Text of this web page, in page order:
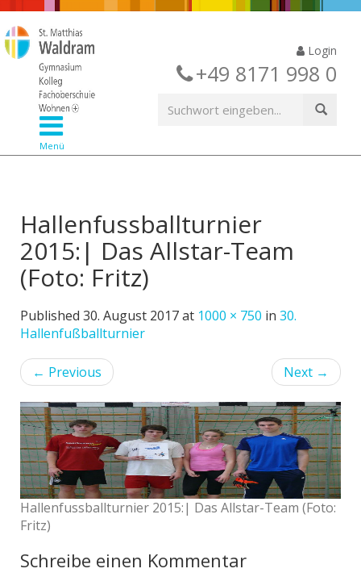
Login
+49 8171 998 0
Menü
Hallenfussballturnier
2015:| Das Allstar-Team
(Foto: Fritz)
Published 30. August 2017at 1000 × 750 in 30.
Hallenfußballturnier
← Previous Next →
Hallenfussballturnier 2015:| Das Allstar-Team (Foto:
Fritz)
Schreibe einen Kommentar